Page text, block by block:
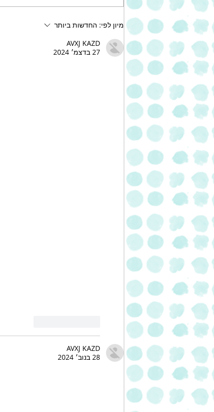
עוגת שוקולד צ'יפס עשירה שלמיון לפי: החדשות ביותר
AVXJ KAZD
27 בדצמ׳ 2024
AVXJ KAZD
28 בנוב׳ 2024